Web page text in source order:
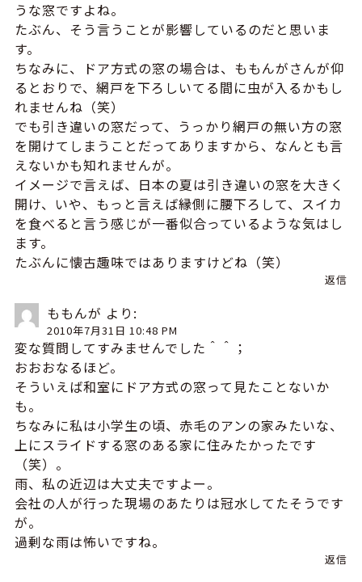
うな窓ですよね。
たぶん、そう言うことが影響しているのだと思いま
す。
ちなみに、ドア方式の窓の場合は、ももんがさんが仰
るとおりで、網戸を下ろしいてる間に虫が入るかもし
れませんね（笑）
でも引き違いの窓だって、うっかり網戸の無い方の窓
を開けてしまうことだってありますから、なんとも言
えないかも知れませんが。
イメージで言えば、日本の夏は引き違いの窓を大きく
開け、いや、もっと言えば縁側に腰下ろして、スイカ
を食べると言う感じが一番似合っているような気はし
ます。
たぶんに懐古趣味ではありますけどね（笑）
返信
ももんが より:
2010年7月31日 10:48 PM
変な質問してすみませんでした＾＾；
おおおなるほど。
そういえば和室にドア方式の窓って見たことないか
も。
ちなみに私は小学生の頃、赤毛のアンの家みたいな、
上にスライドする窓のある家に住みたかったです
（笑）。
雨、私の近辺は大丈夫ですよー。
会社の人が行った現場のあたりは冠水してたそうです
が。
過剰な雨は怖いですね。
返信